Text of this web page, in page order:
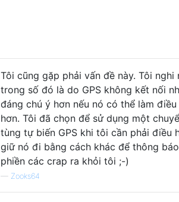
Tôi cũng gặp phải vấn đề này. Tôi nghi
trong số đó là do GPS không kết nối
đáng chú ý hơn nếu nó có thể làm điều
hơn. Tôi đã chọn để sử dụng một
tùng tự biến GPS khi tôi cần phải điều
giữ nó đi bằng cách khác để thông
phiền các crap ra khỏi tôi ;-)
— Zooks64